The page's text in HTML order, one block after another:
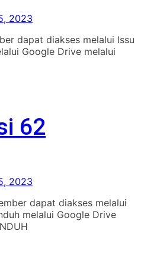
2023
dapat diakses melalui Issu
Google Drive melalui
62
2023
dapat diakses melalui
melalui Google Drive